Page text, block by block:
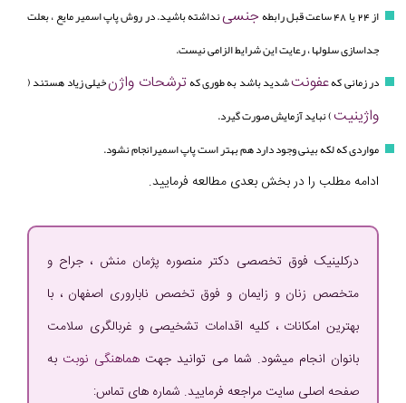
از 24 یا 48 ساعت قبل رابطه جنسینداشته باشید. در روش پاپ اسمیر مایع ، بعلت
جداسازی سلولها ، رعایت این شرایط الزامی نیست.
در زمانی کهعفونتشدید باشد به طوری کهترشحات واژنخیلی زیاد هستند (
واژینیت) نباید آزمایش صورت گیرد.
مواردی که لکه بینی وجود دارد هم بهتر است پاپ اسمیرانجام نشود.
ادامه مطلب را در بخش بعدی مطالعه فرمایید.
درکلینیک فوق تخصصی دکتر منصوره پژمان منش ، جراح و
متخصص زنان و زایمان و فوق تخصص ناباروری اصفهان ، با
بهترین امکانات ، کلیه اقدامات تشخیصی و غربالگری سلامت
بانوان انجام میشود. شما می توانید جهت هماهنگی نوبت به
صفحه اصلی سایت مراجعه فرمایید. شماره های تماس: